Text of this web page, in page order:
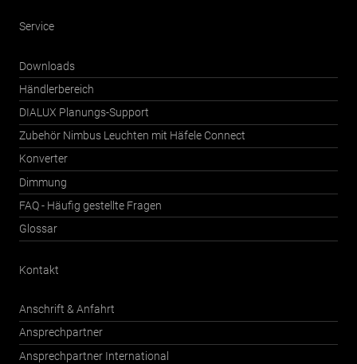
Service
Downloads
Händlerbereich
DIALUX Planungs-Support
Zubehör Nimbus Leuchten mit Häfele Connect
Konverter
Dimmung
FAQ - Häufig gestellte Fragen
Glossar
Kontakt
Anschrift & Anfahrt
Ansprechpartner
Ansprechpartner International